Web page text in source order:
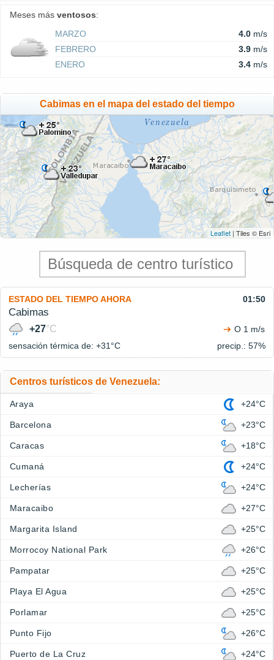
Meses más ventosos:
MARZO
4.0 m/s
FEBRERO
3.9 m/s
ENERO
3.4 m/s
Cabimas en el mapa del estado del tiempo
Leaflet | Tiles © Esri
ESTADO DEL TIEMPO AHORA 01:50
Cabimas
+27°C
O 1 m/s
sensación térmica de: +31°C precip.: 57%
Centros turísticos de Venezuela:
Araya +24°C
Barcelona +23°C
Caracas +18°C
Cumaná +24°C
Lecherías +24°C
Maracaibo +27°C
Margarita Island +25°C
Morrocoy National Park +26°C
Pampatar +25°C
Playa El Agua +25°C
Porlamar +25°C
Punto Fijo +26°C
Puerto de La Cruz +24°C